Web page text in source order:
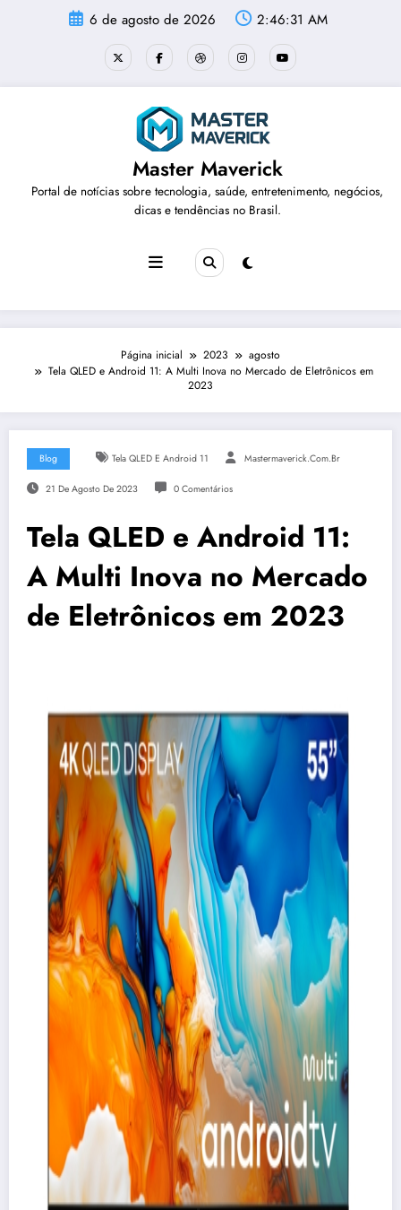
6 de agosto de 2026 2:46:32 AM
Master Maverick
Portal de notícias sobre tecnologia, saúde, entretenimento, negócios,
dicas e tendências no Brasil.
Página inicial 2023
agosto
Tela QLED e Android 11: A Multi Inova no Mercado de Eletrônicos em
2023
Blog Tela QLED E Android 11 Mastermaverick.com.br
21 De Agosto De 2023 0 Comentários
Tela QLED e Android 11:
A Multi Inova no Mercado
de Eletrônicos em 2023